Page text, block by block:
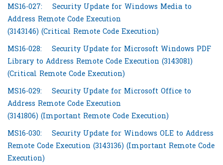
MS16-027:
Security Update for Windows Media to
Address Remote Code Execution
(3143146) (Critical Remote Code Execution)
MS16-028:
Security Update for Microsoft Windows PDF
Library to Address Remote Code Execution (3143081)
(Critical Remote Code Execution)
MS16-029:
Security Update for Microsoft Office to
Address Remote Code Execution
(3141806) (Important Remote Code Execution)
MS16-030:
Security Update for Windows OLE to Address
Remote Code Execution (3143136) (Important Remote Code
Execution)